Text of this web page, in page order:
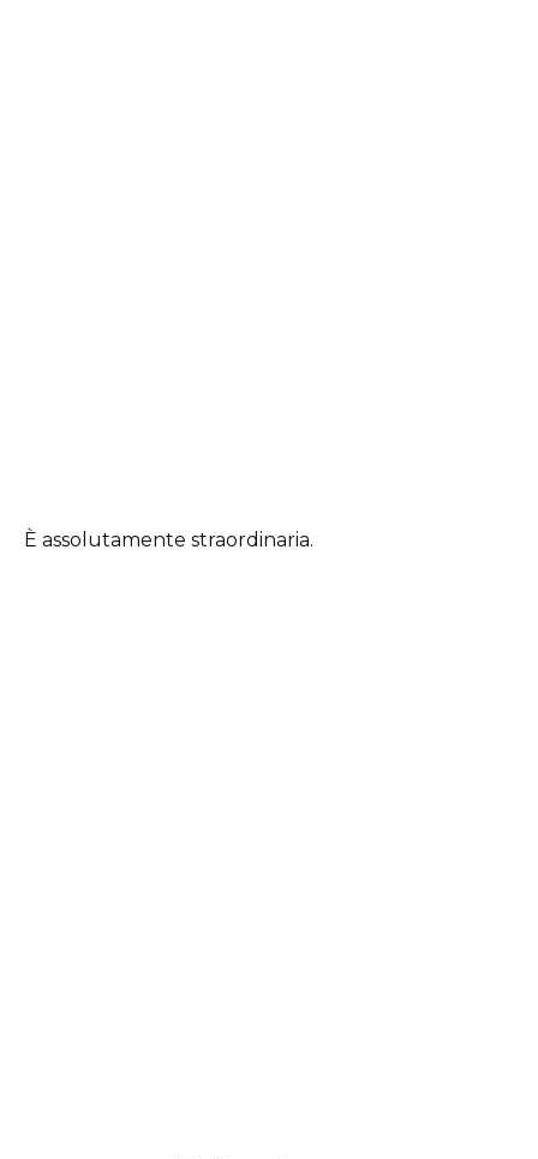
È assolutamente straordinaria.